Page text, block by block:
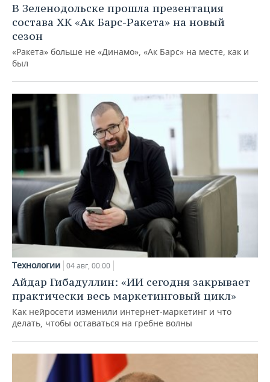
В Зеленодольске прошла презентация
состава ХК «Ак Барс-Ракета» на новый
сезон
«Ракета» больше не «Динамо», «Ак Барс» на месте, как и
был
Технологии 04 авг, 00:00
Айдар Гибадуллин: «ИИ сегодня закрывает
практически весь маркетинговый цикл»
Как нейросети изменили интернет-маркетинг и что
делать, чтобы оставаться на гребне волны